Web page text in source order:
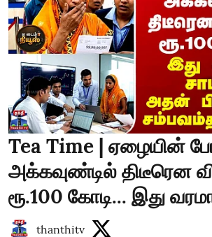
Tea Time | ஏழையின்
அக்கவுண்டில் திடீரென
ரூ.100 கோடி... இது
thanthitv